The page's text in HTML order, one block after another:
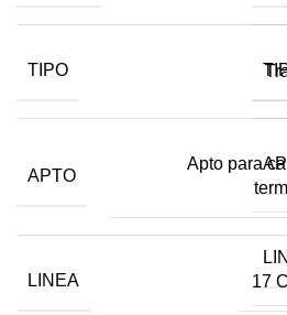
TIPO
APTO
Apto para
LINEA 17